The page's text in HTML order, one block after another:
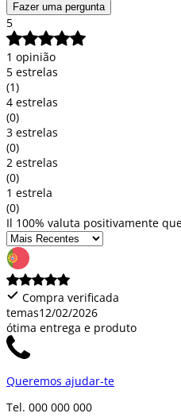
Fazer uma pergunta
5
1 opinião
5 estrelas
(1)
4 estrelas
(0)
3 estrelas
(0)
2 estrelas
(0)
1 estrela
(0)
Il 100% valuta positivamente
Compra verificada
temas12/02/2026
ótima entrega e produto
Queremos ajudar-te
Tel. 000 000 000